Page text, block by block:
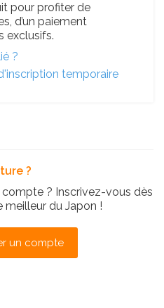
pour profiter de
d’un paiement
exclusifs.
?
temporaire
?
? Inscrivez-vous dès
du Japon !
un compte